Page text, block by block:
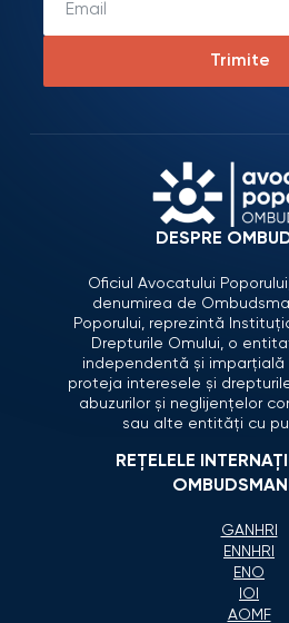
Trimite
DESPRE
Oficiul Avocatului
denumirea de
Poporului, reprezintă
Drepturile Omului, o
independentă și imparțială
proteja interesele și
abuzurilor și neglijențelor
sau alte entități cu
REȚELELE
GANHRI
ENNHRI
ENO
IOI
AOMF